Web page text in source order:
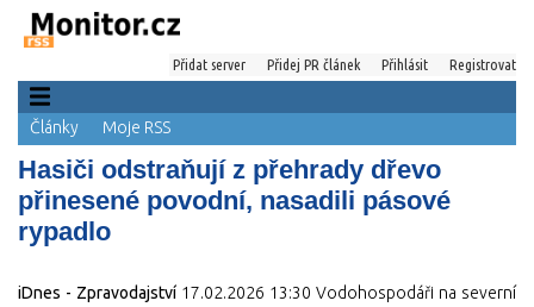
Přidat server Přidej PR článek Přihlásit Registrovat
Články Moje RSS
Hasiči odstraňují z přehrady dřevo
přinesené povodní, nasadili pásové
rypadlo
iDnes - Zpravodajství 17.02.2026 13:30 Vodohospodáři na severní